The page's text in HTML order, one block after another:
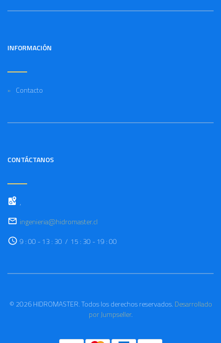
INFORMACIÓN
Contacto
CONTÁCTANOS
,
ingenieria@hidromaster.cl
9 : 00 - 13 : 30 / 15 : 30 - 19 : 00
© 2026 HIDROMASTER. Todos los derechos reservados. Desarrollado
por Jumpseller.